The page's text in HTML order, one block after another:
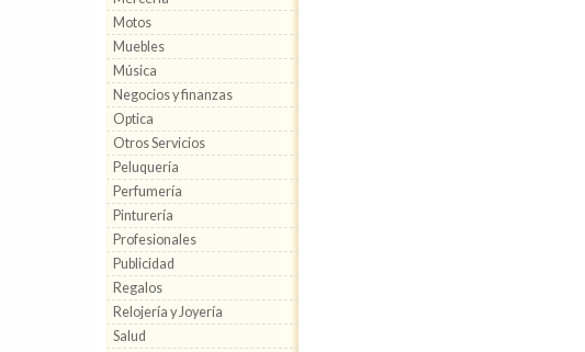
Motos
Muebles
Música
Negocios y finanzas
Optica
Otros Servicios
Peluquería
Perfumería
Pinturería
Profesionales
Publicidad
Regalos
Relojería y Joyería
Salud